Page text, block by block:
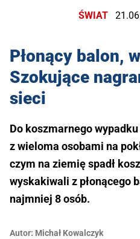
ŚWIAT
Płonący balon,
Szokujące
sieci
Do koszmarnego
z wieloma osobami na
czym na ziemię spadł
wyskakiwali z płonącego
najmniej 8 osób.
Autor: Michał Kowalczyk